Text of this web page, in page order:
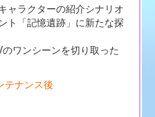
ャラクターの紹介シナリオ
ト「記憶遺跡」に新たな探
ワンシーンを切り取った
テナンス後